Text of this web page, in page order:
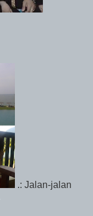
.: Jalan-jalan